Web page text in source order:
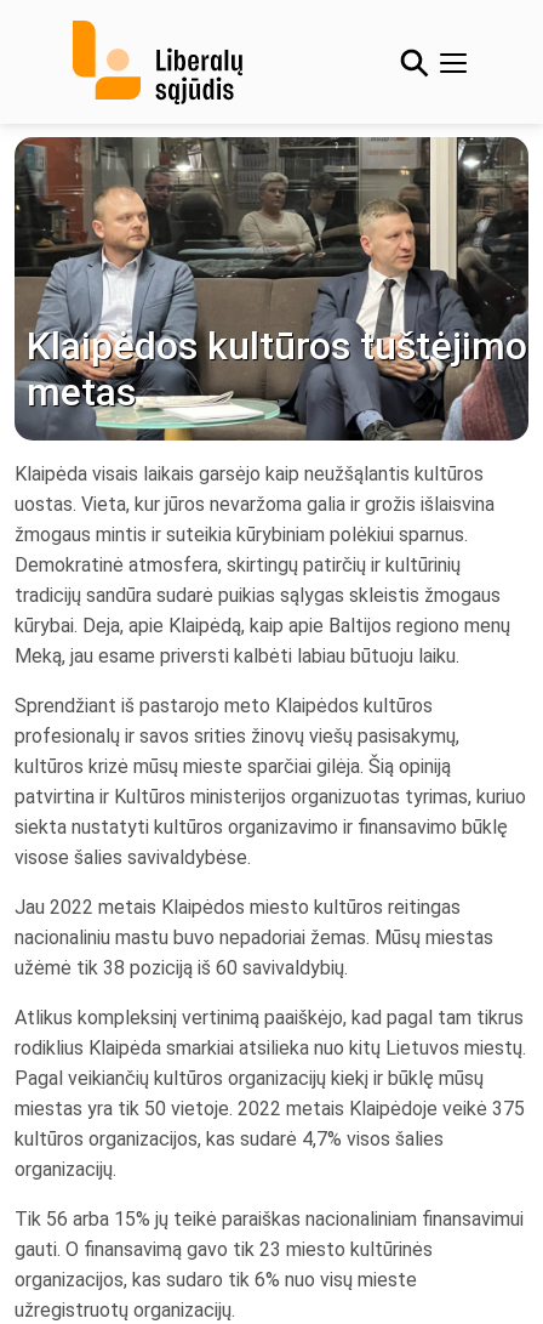
Klaipėdos kultūros tuštėjimo
metas
Klaipėda visais laikais garsėjo kaip neužšąlantis kultūros
uostas. Vieta, kur jūros nevaržoma galia ir grožis išlaisvina
žmogaus mintis ir suteikia kūrybiniam polėkiui sparnus.
Demokratinė atmosfera, skirtingų patirčių ir kultūrinių
tradicijų sandūra sudarė puikias sąlygas skleistis žmogaus
kūrybai. Deja, apie Klaipėdą, kaip apie Baltijos regiono menų
Meką, jau esame priversti kalbėti labiau būtuoju laiku.
Sprendžiant iš pastarojo meto Klaipėdos kultūros
profesionalų ir savos srities žinovų viešų pasisakymų,
kultūros krizė mūsų mieste sparčiai gilėja. Šią opiniją
patvirtina ir Kultūros ministerijos organizuotas tyrimas, kuriuo
siekta nustatyti kultūros organizavimo ir finansavimo būklę
visose šalies savivaldybėse.
Jau 2022 metais Klaipėdos miesto kultūros reitingas
nacionaliniu mastu buvo nepadoriai žemas. Mūsų miestas
užėmė tik 38 poziciją iš 60 savivaldybių.
Atlikus kompleksinį vertinimą paaiškėjo, kad pagal tam tikrus
rodiklius Klaipėda smarkiai atsilieka nuo kitų Lietuvos miestų.
Pagal veikiančių kultūros organizacijų kiekį ir būklę mūsų
miestas yra tik 50 vietoje. 2022 metais Klaipėdoje veikė 375
kultūros organizacijos, kas sudarė 4,7% visos šalies
organizacijų.
Tik 56 arba 15% jų teikė paraiškas nacionaliniam finansavimui
gauti. O finansavimą gavo tik 23 miesto kultūrinės
organizacijos, kas sudaro tik 6% nuo visų mieste
užregistruotų organizacijų.